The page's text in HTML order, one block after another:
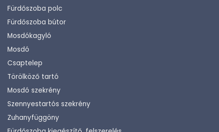
Fürdőszoba polc
Fürdőszoba bútor
Mosdókagyló
Mosdó
Csaptelep
Törölköző tartó
Mosdó szekrény
Szennyestartós szekrény
Zuhanyfüggöny